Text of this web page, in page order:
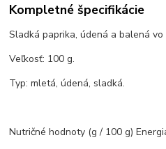
Kompletné špecifikácie
Sladká paprika, údená a balená vo
Veľkosť: 100 g.
Typ: mletá, údená, sladká.
Nutričné hodnoty (g / 100 g)